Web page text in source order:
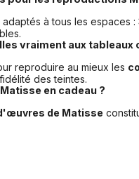
à tous les espaces :
vraiment aux tableaux
reproduire au mieux les
des teintes.
en cadeau ?
de Matisse